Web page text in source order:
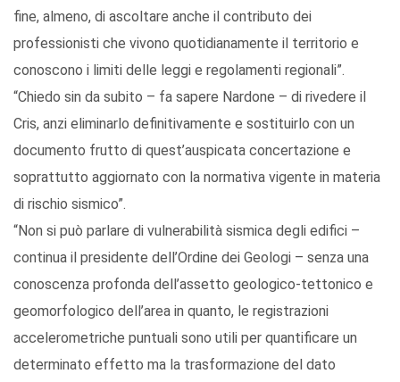
fine, almeno, di ascoltare anche il contributo dei
professionisti che vivono quotidianamente il territorio e
conoscono i limiti delle leggi e regolamenti regionali”.
“Chiedo sin da subito – fa sapere Nardone – di rivedere il
Cris, anzi eliminarlo definitivamente e sostituirlo con un
documento frutto di quest’auspicata concertazione e
soprattutto aggiornato con la normativa vigente in materia
di rischio sismico”.
“Non si può parlare di vulnerabilità sismica degli edifici –
continua il presidente dell’Ordine dei Geologi – senza una
conoscenza profonda dell’assetto geologico-tettonico e
geomorfologico dell’area in quanto, le registrazioni
accelerometriche puntuali sono utili per quantificare un
determinato effetto ma la trasformazione del dato